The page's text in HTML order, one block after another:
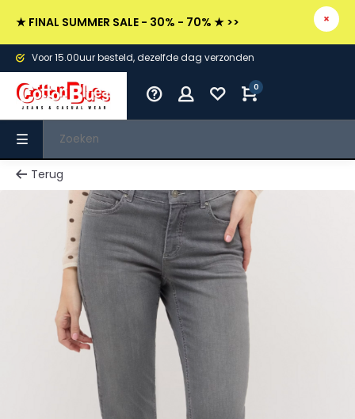
★ FINAL SUMMER SALE - 30% - 70% ★ >>
Voor 15.00uur besteld, dezelfde dag verzonden
0
Terug